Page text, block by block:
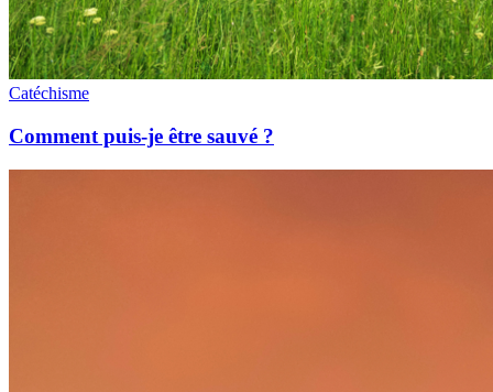
Catéchisme
Comment puis-je être sauvé ?